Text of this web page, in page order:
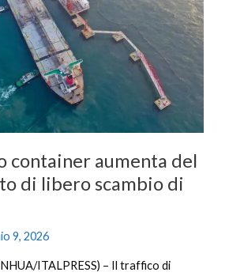
container aumenta del
di libero scambio di
9, 2026
ITALPRESS) – Il traffico di